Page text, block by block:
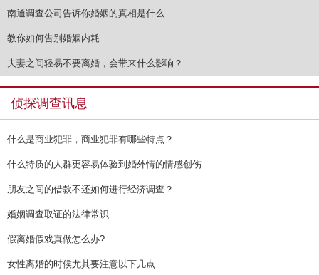
南通调查公司告诉你婚姻的真相是什么
教你如何告别婚姻内耗
夫妻之间轻易不要离婚，会带来什么影响？
侦探调查讯息
什么是商业犯罪，商业犯罪有哪些特点？
什么特质的人群更容易体验到婚外情的情感创伤
朋友之间的借款不还如何进行经济调查？
婚姻调查取证的法律常识
假离婚假戏真做怎么办?
女性离婚的时候尤其要注意以下几点